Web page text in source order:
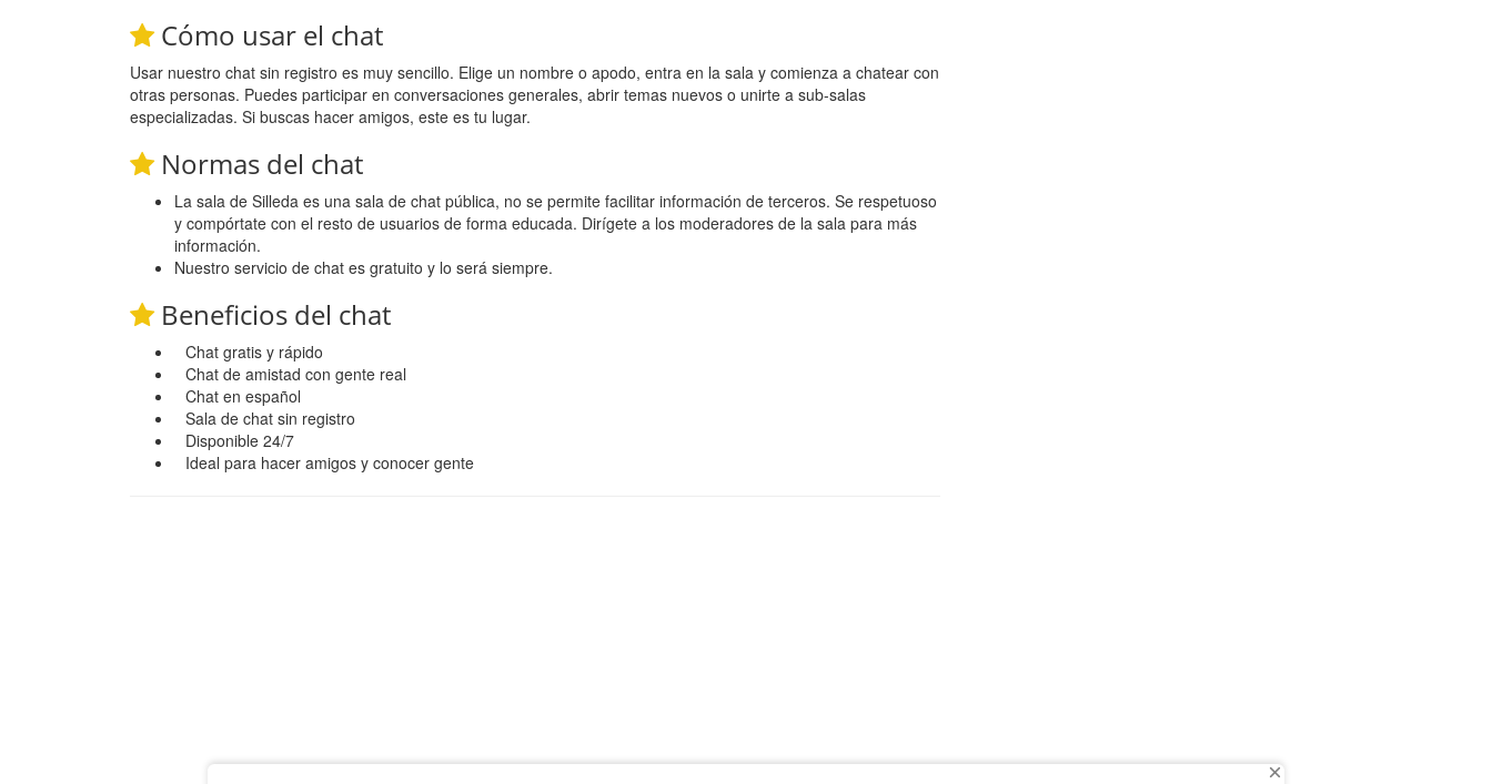
Cómo usar el chat
Usar nuestro chat sin registro es muy sencillo. Elige un nombre o apodo, entra en la sala y comienza a chatear con
otras personas. Puedes participar en conversaciones generales, abrir temas nuevos o unirte a sub-salas
especializadas. Si buscas hacer amigos, este es tu lugar.
Normas del chat
La sala de Silleda es una sala de chat pública, no se permite facilitar información de terceros. Se respetuoso
y compórtate con el resto de usuarios de forma educada. Dirígete a los moderadores de la sala para más
información.
Nuestro servicio de chat es gratuito y lo será siempre.
Beneficios del chat
Chat gratis y rápido
Chat de amistad con gente real
Chat en español
Sala de chat sin registro
Disponible 24/7
Ideal para hacer amigos y conocer gente